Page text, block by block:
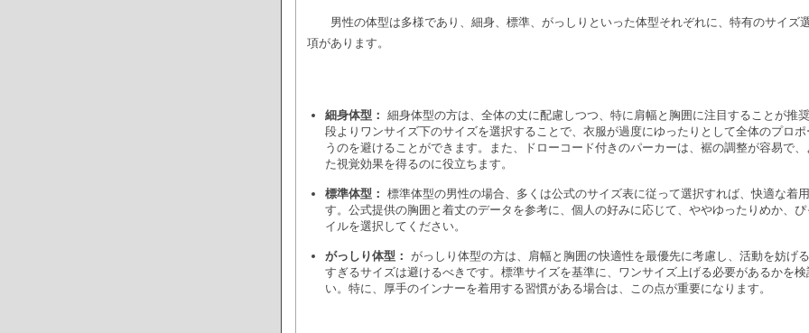
男性の体型は多様であり、細身、標準、がっしりといった体型それぞれに、特有のサイズ
項があります。
細身体型： 細身体型の方は、全体の丈に配慮しつつ、特に肩幅と胸囲に注目することが推
段よりワンサイズ下のサイズを選択することで、衣服が過度にゆったりとして全体のプロ
うのを避けることができます。また、ドローコード付きのパーカーは、裾の調整が容易で
た視覚効果を得るのに役立ちます。
標準体型： 標準体型の男性の場合、多くは公式のサイズ表に従って選択すれば、快適な着
す。公式提供の胸囲と着丈のデータを参考に、個人の好みに応じて、ややゆったりめか、
イルを選択してください。
がっしり体型： がっしり体型の方は、肩幅と胸囲の快適性を最優先に考慮し、活動を妨げ
すぎるサイズは避けるべきです。標準サイズを基準に、ワンサイズ上げる必要があるかを
い。特に、厚手のインナーを着用する習慣がある場合は、この点が重要になります。